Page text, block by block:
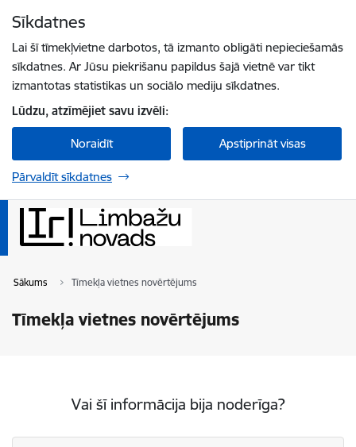
Sīkdatnes
Lai šī tīmekļvietne darbotos, tā izmanto obligāti nepieciešamās
sīkdatnes. Ar Jūsu piekrišanu papildus šajā vietnē var tikt
izmantotas statistikas un sociālo mediju sīkdatnes.
Lūdzu, atzīmējiet savu izvēli:
Noraidīt Apstiprināt visas
Pārvaldīt sīkdatnes
Sākums Tīmekļa vietnes novērtējums
Tīmekļa vietnes novērtējums
Vai šī informācija bija noderīga?